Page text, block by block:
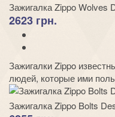
Зажигалка Zippo Wolves
2623 грн.
Зажигалки Zippo
людей, которые ими
Зажигалка Zippo Bolts